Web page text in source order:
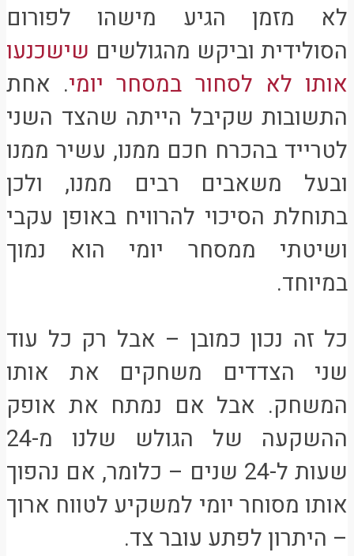
לא מזמן הגיע מישהו לפורום
הסולידית וביקש מהגולשים שישכנעו
אותו לא לסחור במסחר יומי. אחת
התשובות שקיבל הייתה שהצד השני
לטרייד בהכרח חכם ממנו, עשיר ממנו
ובעל משאבים רבים ממנו, ולכן
בתוחלת הסיכוי להרוויח באופן עקבי
ושיטתי ממסחר יומי הוא נמוך
במיוחד.
כל זה נכון כמובן – אבל רק כל עוד
שני הצדדים משחקים את אותו
המשחק. אבל אם נמתח את אופק
ההשקעה של הגולש שלנו מ-24
שעות ל-24 שנים – כלומר, אם נהפוך
אותו מסוחר יומי למשקיע לטווח ארוך
– היתרון לפתע עובר צד.